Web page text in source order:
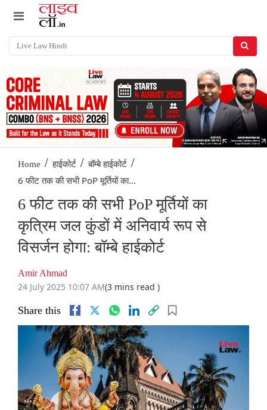
Home / हाईकोर्ट / बॉम्बे हाईकोर्ट /
6 फीट तक की सभी PoP मूर्तियों का...
6 फीट तक की सभी PoP मूर्तियों का
कृत्रिम जल कुंडों में अनिवार्य रूप से
विसर्जन होगा: बॉम्बे हाईकोर्ट
Amir Ahmad
24 July 2025 10:07 AM(3 mins read )
Share this